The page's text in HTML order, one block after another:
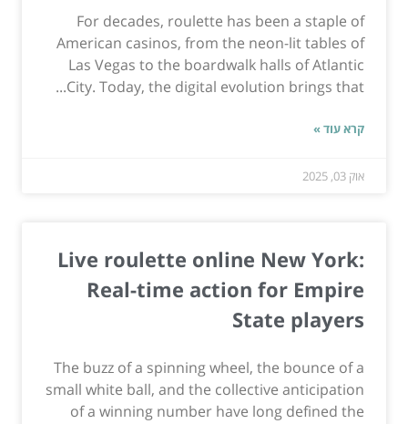
For decades, roulette has been a staple of
American casinos, from the neon-lit tables of
Las Vegas to the boardwalk halls of Atlantic
City. Today, the digital evolution brings that...
קרא עוד »
אוק 03, 2025
Live roulette online New York:
Real-time action for Empire
State players
The buzz of a spinning wheel, the bounce of a
small white ball, and the collective anticipation
of a winning number have long defined the